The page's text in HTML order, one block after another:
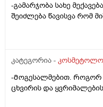
-გამარჯობა სახე
შეიძლება წავისვა რომ
კატეგორია -
-Მოგესალმებით.
ცხვირის და